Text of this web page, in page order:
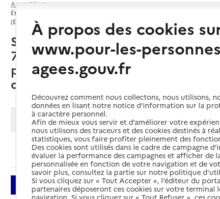
Aisne (02)
Établissement d'hébergement pour personnes âgées dépendantes
(EHPAD)
Saint-Quentin (02100) : liste des
7 établissements d'hébergement
pour personnes âgées
dépendantes (EHPAD)
Modifier ma recherche
Ajouter cette recherche aux favoris
Filtrer
À propos des cookies
www.pour-les-
agees.gouv.fr
Découvrez comment nous collectons, nous utilisons,
données en lisant notre notice d’information sur la
à caractère personnel.
Afin de mieux vous servir et d’améliorer votre
nous utilisons des traceurs et des cookies destinés à
statistiques, vous faire profiter pleinement des
Des cookies sont utilisés dans le cadre de campagne
évaluer la performance des campagnes et afficher de
personnalisée en fonction de votre navigation et de
savoir plus, consultez la partie sur notre politique
Si vous cliquez sur « Tout Accepter », l’éditeur du
partenaires déposeront ces cookies sur votre terminal
navigation. Si vous cliquez sur « Tout Refuser », ces